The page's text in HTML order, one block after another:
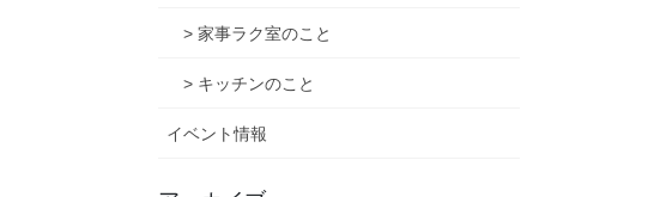
> 家事ラク室のこと
> キッチンのこと
イベント情報